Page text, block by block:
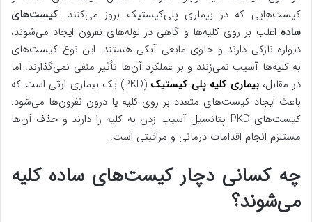
کیست‌هایی که در بیماری پلی‌کیستیک بروز می‌کنند. کیست‌های
ساده اغلب بر روی کلیه‌ها و گاهی در لوله‌های نفرون ایجاد می‌شوند،
دیواره نازکی دارند و حاوی مایعی آبکی هستند. این نوع کیست‌های
به کلیه‌ها آسیب نمی‌زنند و بر عملکرد آن‌ها تأثیر منفی نمی‌گذارند. اما
در مقابل،بیماری کلیه پلی کیستیک
(PKD) یک بیماری ارثی است که
باعث ایجاد کیست‌های متعدد بر روی کلیه یا درون نفرون‌ها می‌شود.
کیست‌های PKD پتانسیل آسیب زدن به کلیه را دارند و حذف آن‌ها
مستلزم انجام اقدامات درمانی و مراقبتی است.
چه کسانی دچار کیست‌های ساده کلیه
می‌شوند؟